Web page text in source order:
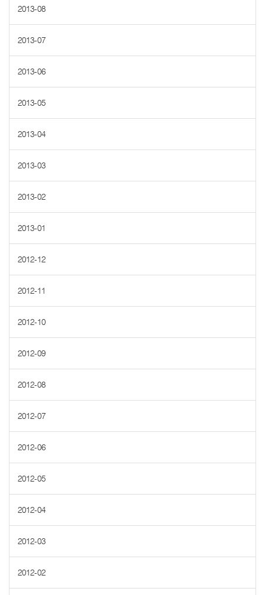
2013-08
2013-07
2013-06
2013-05
2013-04
2013-03
2013-02
2013-01
2012-12
2012-11
2012-10
2012-09
2012-08
2012-07
2012-06
2012-05
2012-04
2012-03
2012-02